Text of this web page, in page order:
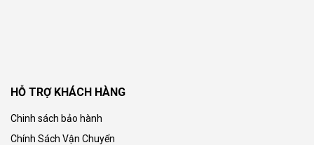
HỖ TRỢ KHÁCH HÀNG
Chinh sách bảo hành
Chính Sách Vận Chuyển